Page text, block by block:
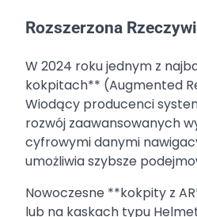
Rozszerzona
W 2024 roku jednym z
kokpitach** (Augmented
Wiodący producenci
rozwój zaawansowanych
cyfrowymi danymi
umożliwia szybsze
Nowoczesne **kokpity z
lub na kaskach typu